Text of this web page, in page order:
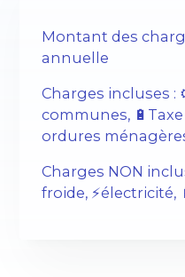
Montant des
annuelle
Charges incluses
communes,
ordures
Charges NON
froide,